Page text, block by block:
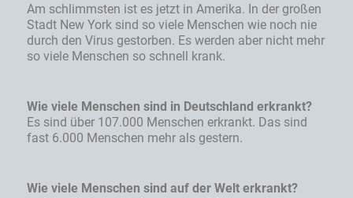
Am schlimmsten ist es jetzt in Amerika. In der großen
Stadt New York sind so viele Menschen wie noch nie
durch den Virus gestorben. Es werden aber nicht mehr
so viele Menschen so schnell krank.
Wie viele Menschen sind in Deutschland erkrankt?
Es sind über 107.000 Menschen erkrankt. Das sind
fast 6.000 Menschen mehr als gestern.
Wie viele Menschen sind auf der Welt erkrankt?